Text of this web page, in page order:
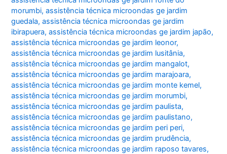
morumbi,assistência técnica microondas ge jardim
guedala,assistência técnica microondas ge jardim
ibirapuera,assistência técnica microondas ge jardim japão,
assistência técnica microondas ge jardim leonor,
assistência técnica microondas ge jardim lusitânia,
assistência técnica microondas ge jardim mangalot,
assistência técnica microondas ge jardim marajoara,
assistência técnica microondas ge jardim monte kemel,
assistência técnica microondas ge jardim morumbi,
assistência técnica microondas ge jardim paulista,
assistência técnica microondas ge jardim paulistano,
assistência técnica microondas ge jardim peri peri,
assistência técnica microondas ge jardim prudência,
assistência técnica microondas ge jardim raposo tavares,